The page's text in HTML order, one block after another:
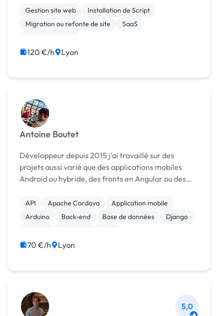
l’intelligence artificielle. J’accompagne les
entreprises, indé...
Gestion site web
Installation de Script
Migration ou refonte de site
SaaS
120 €/h Lyon
Antoine Boutet
Développeur depuis 2015 j'ai travaillé sur des
projets aussi varié que des applications mobiles
Android ou hybride, des fronts en Angular ou des
plutôt des projets data, je suis fan du langage
pytho...
API Apache Cordova
Application mobile
Arduino
Back-end Base de données
Django
70 €/h Lyon
5,0